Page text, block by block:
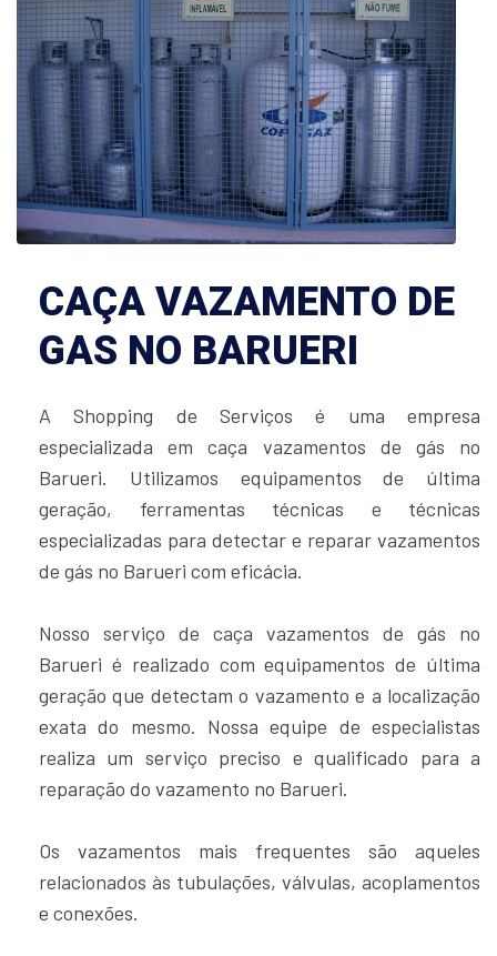
CAÇA VAZAMENTO DE
GAS NO BARUERI
A Shopping de Serviços é uma empresa
especializada em caça vazamentos de gás no
Barueri. Utilizamos equipamentos de última
geração, ferramentas técnicas e técnicas
especializadas para detectar e reparar vazamentos
de gás no Barueri com eficácia.
Nosso serviço de caça vazamentos de gás no
Barueri é realizado com equipamentos de última
geração que detectam o vazamento e a localização
exata do mesmo. Nossa equipe de especialistas
realiza um serviço preciso e qualificado para a
reparação do vazamento no Barueri.
Os vazamentos mais frequentes são aqueles
relacionados às tubulações, válvulas, acoplamentos
e conexões.